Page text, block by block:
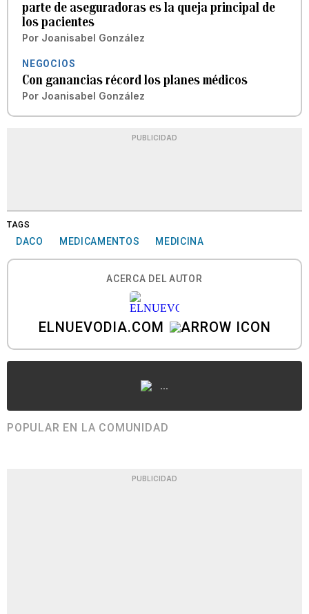
parte de aseguradoras es la queja principal de
los pacientes
Por Joanisabel González
NEGOCIOS
Con ganancias récord los planes médicos
Por Joanisabel González
PUBLICIDAD
TAGS
DACO MEDICAMENTOS MEDICINA
ACERCA DEL AUTOR
ELNUEVODIA.COM
...
POPULAR EN LA COMUNIDAD
PUBLICIDAD